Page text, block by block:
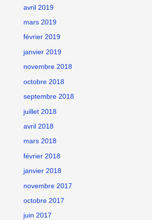
avril 2019
mars 2019
février 2019
janvier 2019
novembre 2018
octobre 2018
septembre 2018
juillet 2018
avril 2018
mars 2018
février 2018
janvier 2018
novembre 2017
octobre 2017
juin 2017